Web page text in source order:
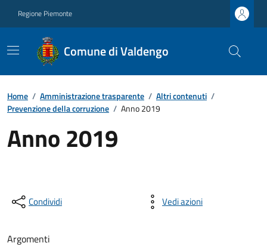
Regione Piemonte
Comune di Valdengo
Home / Amministrazione trasparente / Altri contenuti /
Prevenzione della corruzione / Anno 2019
Anno 2019
Condividi Vedi azioni
Argomenti